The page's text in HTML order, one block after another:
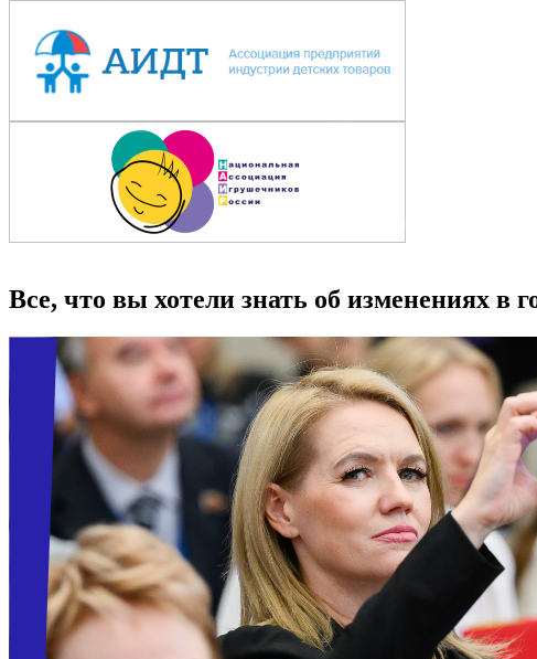
Все, что вы хотели знать об изменениях в